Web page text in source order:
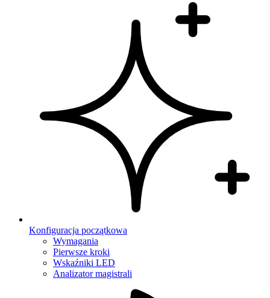
Konfiguracja początkowa
Wymagania
Pierwsze kroki
Wskaźniki LED
Analizator magistrali